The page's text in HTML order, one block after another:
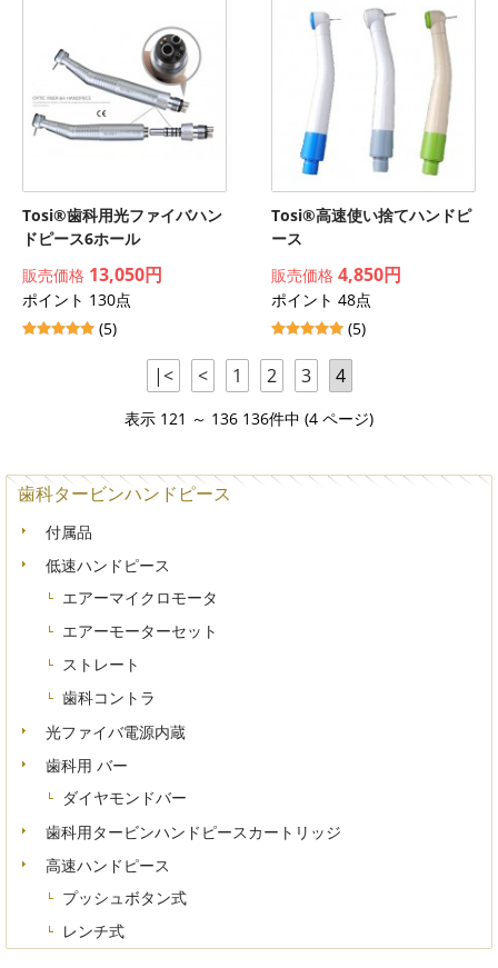
Tosi®歯科用光ファイバハン
ドピース6ホール
販売価格 13,050円
ポイント 130点
(5)
Tosi®高速使い捨てハンドピ
ース
販売価格 4,850円
ポイント 48点
(5)
|< < 1 2 3 4
表示 121 ～ 136 136件中 (4 ページ)
歯科タービンハンドピース
付属品
低速ハンドピース
エアーマイクロモータ
エアーモーターセット
ストレート
歯科コントラ
光ファイバ電源内蔵
歯科用 バー
ダイヤモンドバー
歯科用タービンハンドピースカートリッジ
高速ハンドピース
プッシュボタン式
レンチ式